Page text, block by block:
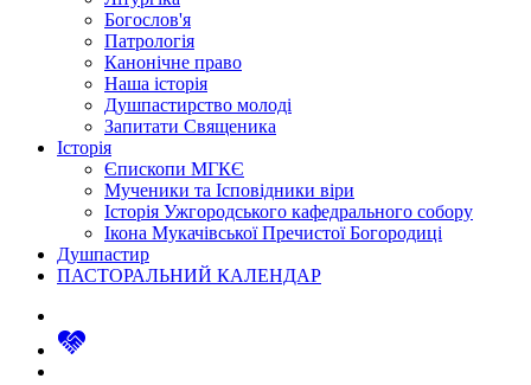
Богослов'я
Патрологія
Канонічне право
Наша історія
Душпастирство молоді
Запитати Священика
Історія
Єпископи МГКЄ
Мученики та Ісповідники віри
Історія Ужгородського кафедрального собору
Ікона Мукачівської Пречистої Богородиці
Душпастир
ПАСТОРАЛЬНИЙ КАЛЕНДАР